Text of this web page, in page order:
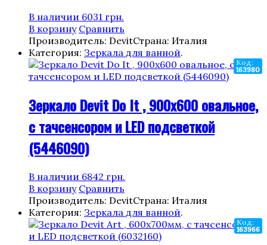
В наличии 6031 грн.
В корзину Сравнить
Производитель: DevitСтрана: Италия
Категория: Зеркала для ванной.
Код:
163980
Зеркало Devit Do It , 900х600 овальное,
с тачсенсором и LED подсветкой
(5446090)
В наличии 6842 грн.
В корзину Сравнить
Производитель: DevitСтрана: Италия
Категория: Зеркала для ванной.
Код:
163966